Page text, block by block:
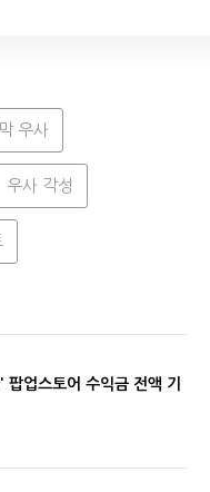
우사
우사 각성
업스토어 수익금 전액 기